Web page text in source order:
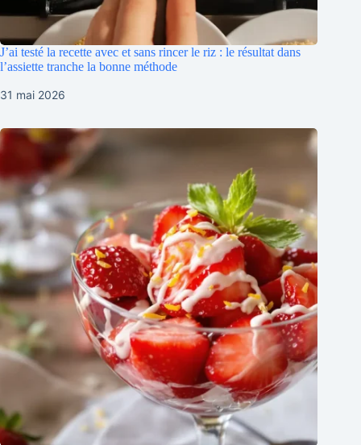
J’ai testé la recette avec et sans rincer le riz : le résultat dans
l’assiette tranche la bonne méthode
31 mai 2026